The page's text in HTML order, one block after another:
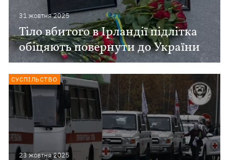
31 жовтня 2025
Тіло вбитого в Ірландії підлітка
обіцяють повернути до України
23 жовтня 2025
СУСПІЛЬСТВО